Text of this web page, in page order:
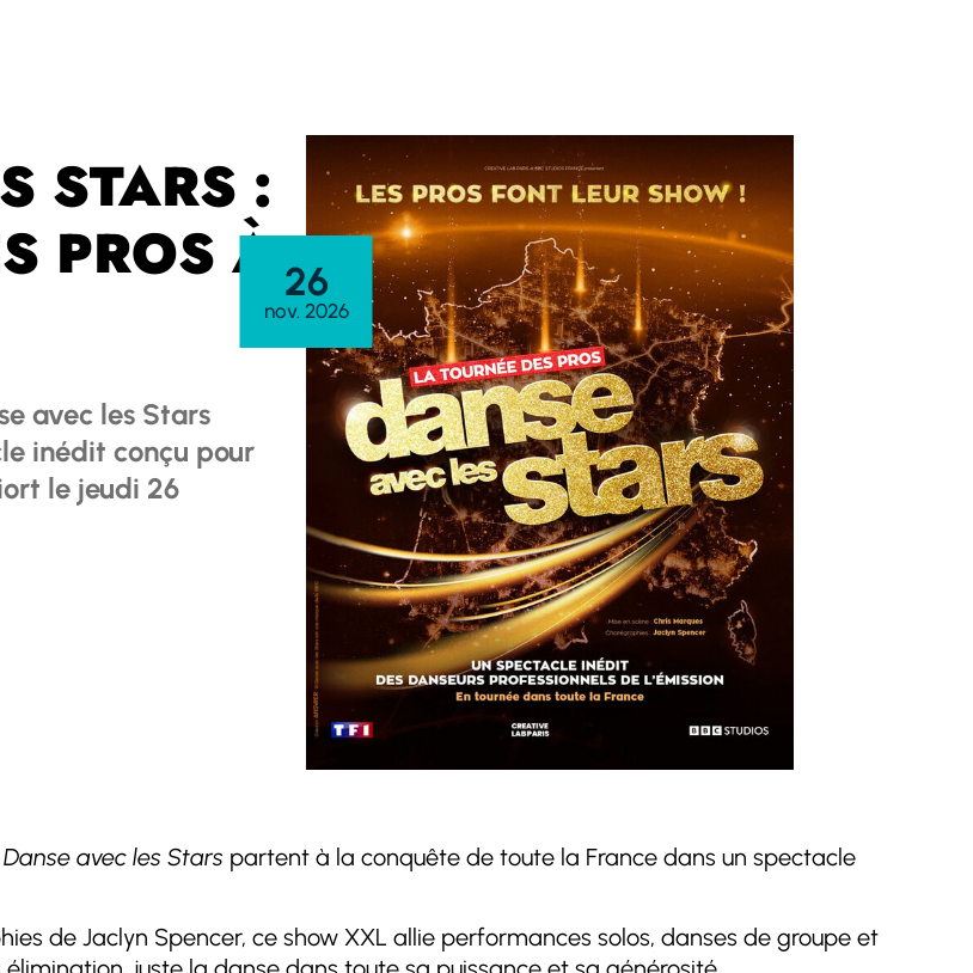
STARS :
PROS À
avec les Stars
inédit conçu pour
le jeudi 26
26
nov. 2026
Danse avec les Stars partent à la conquête de toute la France dans un spectacle
de Jaclyn Spencer, ce show XXL allie performances solos, danses de groupe et